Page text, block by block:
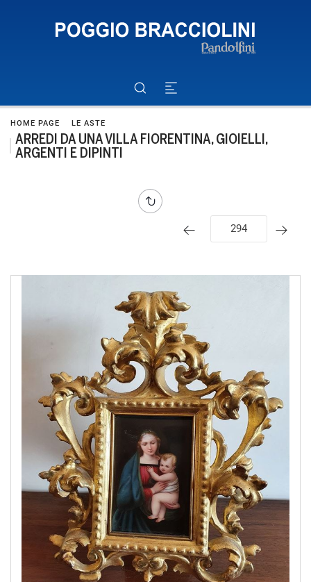
HOME PAGE LE ASTE
ARREDI DA UNA VILLA FIORENTINA, GIOIELLI,
ARGENTI E DIPINTI